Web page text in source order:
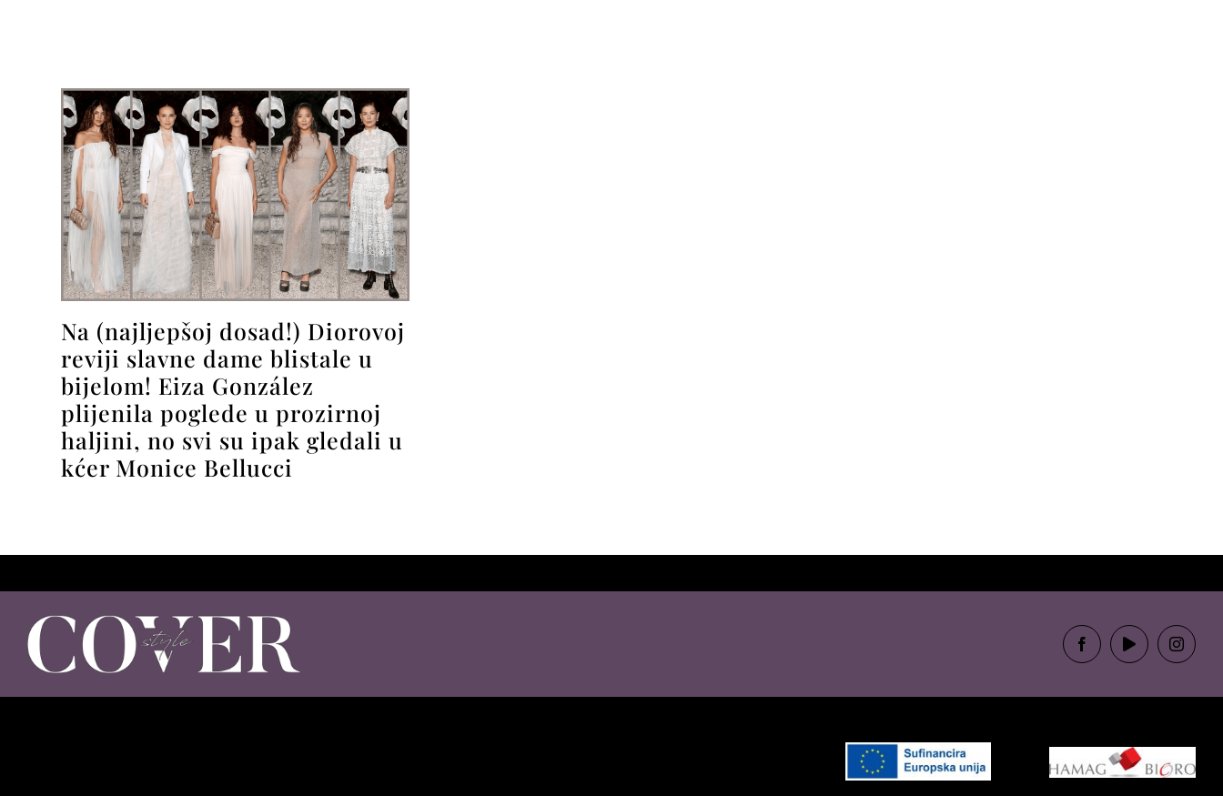
Na (najljepšoj dosad!) Diorovoj
reviji slavne dame blistale u
bijelom! Eiza González
plijenila poglede u prozirnoj
haljini, no svi su ipak gledali u
kćer Monice Bellucci